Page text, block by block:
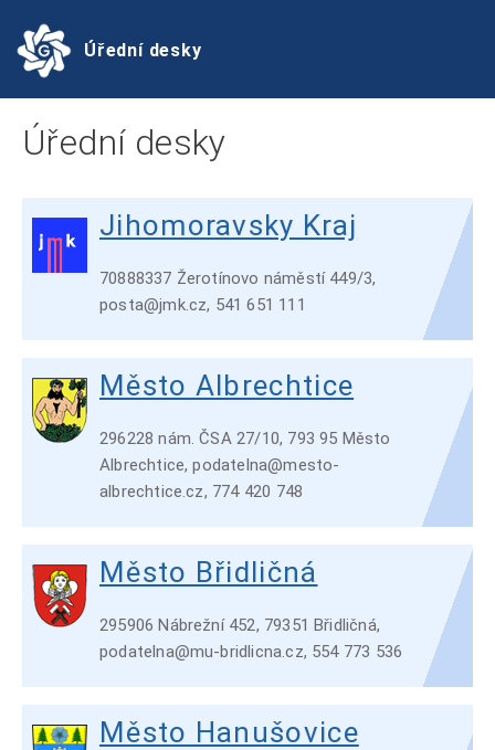
Úřední desky
Úřední desky
Jihomoravsky Kraj
70888337 Žerotínovo náměstí 449/3,
posta@jmk.cz, 541 651 111
Město Albrechtice
296228 nám. ČSA 27/10, 793 95 Město
Albrechtice, podatelna@mesto-
albrechtice.cz, 774 420 748
Město Břidličná
295906 Nábrežní 452, 79351 Břidličná,
podatelna@mu-bridlicna.cz, 554 773 536
Město Hanušovice